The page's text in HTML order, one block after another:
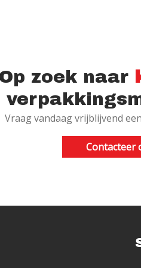
Op zoek naar
Vraag vandaag vrijblijvend
Contacteer